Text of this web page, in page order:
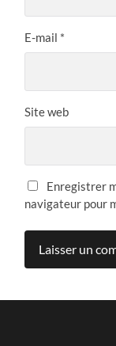
E-mail *
Site web
Enregistrer
navigateur pour